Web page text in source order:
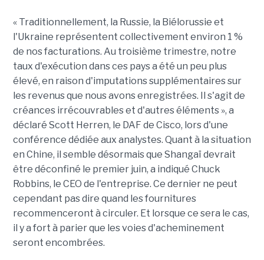
« Traditionnellement, la Russie, la Biélorussie et
l'Ukraine représentent collectivement environ 1 %
de nos facturations. Au troisième trimestre, notre
taux d'exécution dans ces pays a été un peu plus
élevé, en raison d'imputations supplémentaires sur
les revenus que nous avons enregistrées. Il s'agit de
créances irrécouvrables et d'autres éléments », a
déclaré Scott Herren, le DAF de Cisco, lors d'une
conférence dédiée aux analystes. Quant à la situation
en Chine, il semble désormais que Shangaï devrait
être déconfiné le premier juin, a indiqué Chuck
Robbins, le CEO de l'entreprise. Ce dernier ne peut
cependant pas dire quand les fournitures
recommenceront à circuler. Et lorsque ce sera le cas,
il y a fort à parier que les voies d'acheminement
seront encombrées.